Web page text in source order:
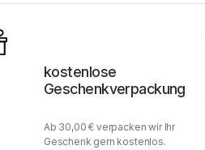
kostenlose
Geschenkverpackung
Ab 30,00 € verpacken wir Ihr
Geschenk gern kostenlos.